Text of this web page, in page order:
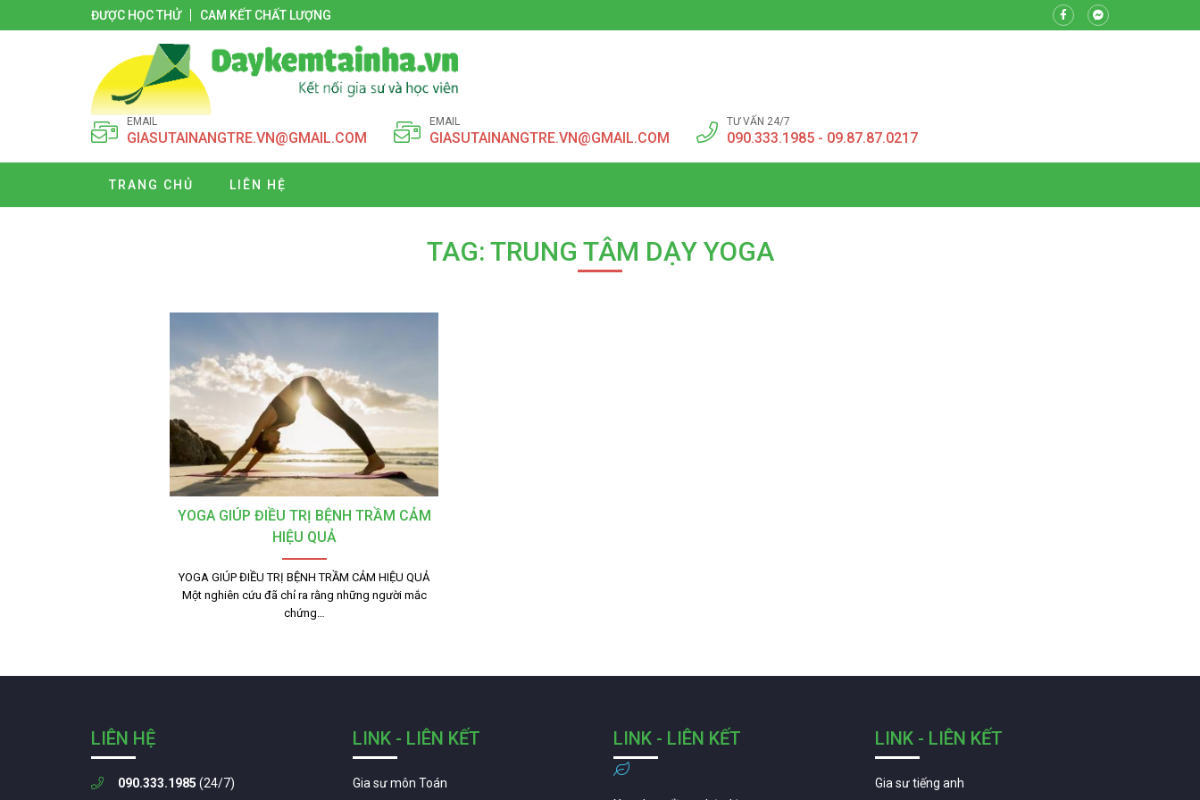
ĐƯỢC HỌC THỬ CAM KẾT CHẤT LƯỢNG
EMAIL
GIASUTAINANGTRE.VN@GMAIL.COM
EMAIL
GIASUTAINANGTRE.VN@GMAIL.COM
TƯ VẤN 24/7
090.333.1985 - 09.87.87.0217
TRANG CHỦ LIÊN HỆ
TAG: TRUNG TÂM DẠY YOGA
YOGA GIÚP ĐIỀU TRỊ BỆNH TRẦM CẢM
HIỆU QUẢ
YOGA GIÚP ĐIỀU TRỊ BỆNH TRẦM CẢM HIỆU QUẢ
Một nghiên cứu đã chỉ ra rằng những người mắc
chứng…
LIÊN HỆ
090.333.1985 (24/7)
LINK - LIÊN KẾT
Gia sư môn Toán
LINK - LIÊN KẾT LINK - LIÊN KẾT
Gia sư tiếng anh